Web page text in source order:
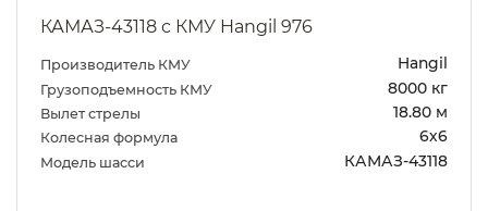
КАМАЗ-43118 с КМУ Hangil 976
Производитель КМУ Hangil
Грузоподъемность КМУ 8000 кг
Вылет стрелы 18.80 м
Колесная формула 6х6
Модель шасси КАМАЗ-43118